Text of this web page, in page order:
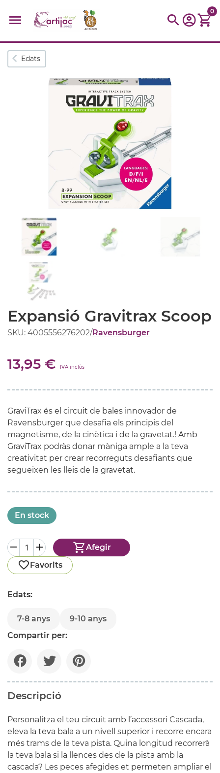
Cerques populars
trencaclosques baldufa
cotxe
parquing tinkering kit
0
Edats
Expansió Gravitrax Scoop
SKU: 4005556276202/Ravensburger
13,95 € IVA inclòs
GraviTrax és el circuit de bales innovador de
Ravensburger que desafia els principis del
magnetisme, de la cinètica i de la gravetat.! Amb
GraviTrax podràs donar màniga ample a la teva
creativitat per crear recorreguts desafiants que
segueixen les lleis de la gravetat.
En stock
Afegir
Favorits
Edats:
7-8 anys
9-10 anys
Compartir per:
Descripció
Personalitza el teu circuit amb l’accessori Cascada,
eleva la teva bala a un nivell superior i recorre encara
més trams de la teva pista. Quina longitud recorrerà
la teva bala si la llences des de la pista amb la
cascada? Les peces afegides et permeten ampliar el